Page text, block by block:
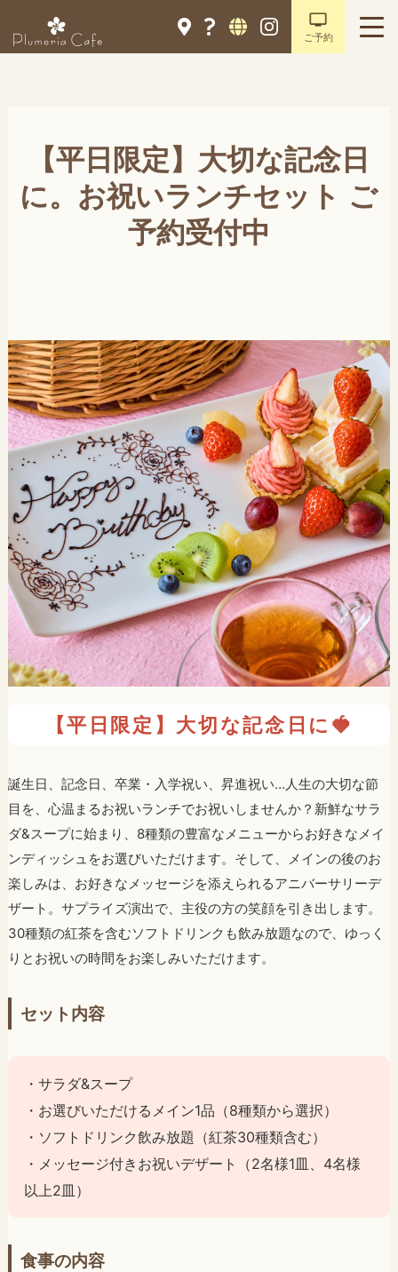
ご予約
【平日限定】大切な記念日
に。お祝いランチセット ご
予約受付中
【平日限定】大切な記念日に🍓
誕生日、記念日、卒業・入学祝い、昇進祝い…人生の大切な節
目を、心温まるお祝いランチでお祝いしませんか？新鮮なサラ
ダ&スープに始まり、8種類の豊富なメニューからお好きなメイ
ンディッシュをお選びいただけます。そして、メインの後のお
楽しみは、お好きなメッセージを添えられるアニバーサリーデ
ザート。サプライズ演出で、主役の方の笑顔を引き出します。
30種類の紅茶を含むソフトドリンクも飲み放題なので、ゆっく
りとお祝いの時間をお楽しみいただけます。
セット内容
・サラダ&スープ
・お選びいただけるメイン1品（8種類から選択）
・ソフトドリンク飲み放題（紅茶30種類含む）
・メッセージ付きお祝いデザート（2名様1皿、4名様
以上2皿）
食事の内容